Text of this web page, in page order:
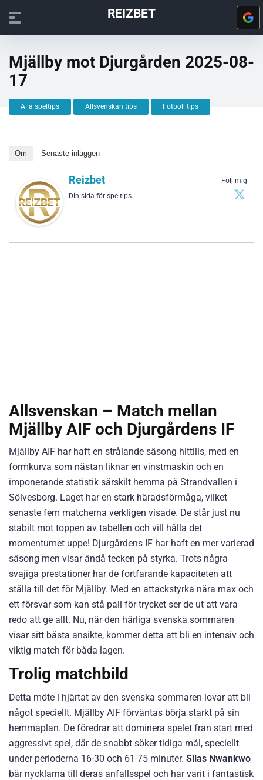
REIZBET
Mjällby mot Djurgården 2025-08-
17
Alla speltips Allsvenskan tips Fotboll tips
Om Senaste inläggen
Följ mig
Reizbet
Din sida för speltips.
Allsvenskan – Match mellan
Mjällby AIF och Djurgårdens IF
Mjällby AIF har haft en strålande säsong hittills, med en
formkurva som nästan liknar en vinstmaskin och en
imponerande statistik särskilt hemma på Strandvallen i
Sölvesborg. Laget har en stark häradsförmåga, vilket
senaste fem matcherna verkligen visade. De står just nu
stabilt mot toppen av tabellen och vill hålla det
momentumet uppe! Djurgårdens IF har haft en mer varierad
säsong men visar ändå tecken på styrka. Trots några
svajiga prestationer har de fortfarande kapaciteten att
ställa till det för Mjällby. Med en attackstyrka nära max och
ett försvar som kan stå pall för trycket ser de ut att vara
redo att ge allt. Nu, när den härliga svenska sommaren
visar sitt bästa ansikte, kommer detta att bli en intensiv och
viktig match för båda lagen.
Trolig matchbild
Detta möte i hjärtat av den svenska sommaren lovar att bli
något speciellt. Mjällby AIF förväntas börja starkt på sin
hemmaplan. De föredrar att dominera spelet från start med
aggressivt spel, där de snabbt söker tidiga mål, speciellt
under perioderna 16-30 och 61-75 minuter. Silas Nwankwo
bär nycklarna till deras anfallsspel och har varit i fantastisk